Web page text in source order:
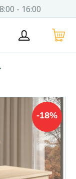
- 16:00
-18%